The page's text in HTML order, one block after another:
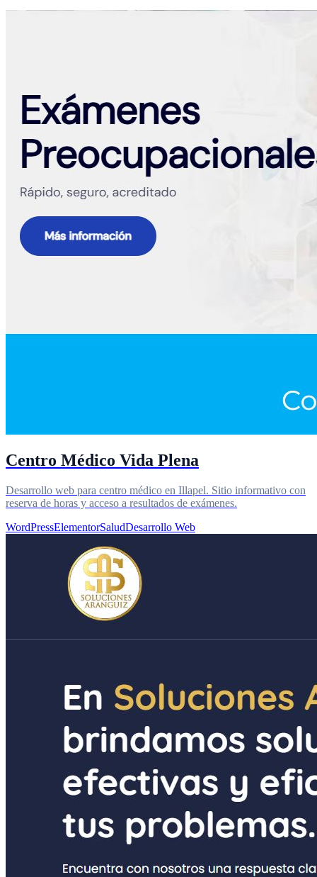
Centro Médico Vida Plena
Desarrollo web para centro médico en Illapel. Sitio informativo con
reserva de horas y acceso a resultados de exámenes.
WordPressElementorSaludDesarrollo Web